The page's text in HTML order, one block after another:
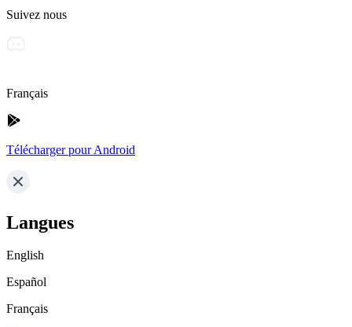
Suivez nous
Français
Télécharger pour Android
Langues
English
Español
Français